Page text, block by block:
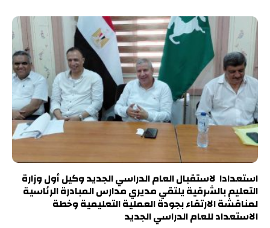
استعدادا لاستقبال العام الدراسي الجديد وكيل أول وزارة
التعليم بالشرقية يلتقي مديري مدارس المبادرة الرئاسية
لمناقشة الارتقاء بجودة العملية التعليمية وخطة
الاستعداد للعام الدراسي الجديد